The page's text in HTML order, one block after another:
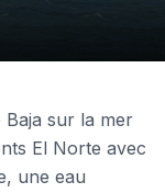
Baja sur la mer
El Norte avec
une eau